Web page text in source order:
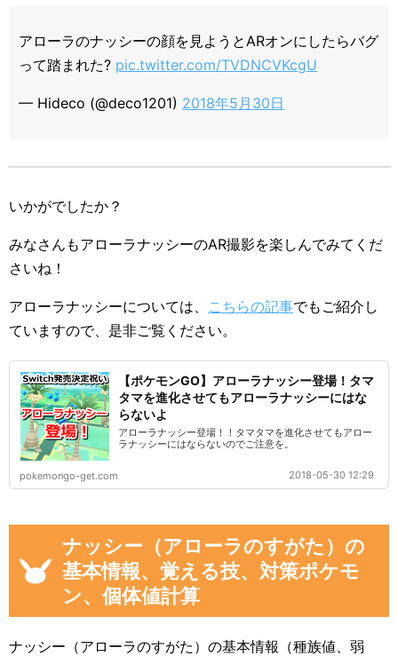
アローラのナッシーの顔を見ようとARオンにしたらバグ
って踏まれた? pic.twitter.com/TVDNCVKcgU
— Hideco (@deco1201) 2018年5月30日
いかがでしたか？
みなさんもアローラナッシーのAR撮影を楽しんでみてくだ
さいね！
アローラナッシーについては、 こちらの記事でもご紹介し
ていますので、是非ご覧ください。
【ポケモンGO】アローラナッシー登場！タマ
タマを進化させてもアローラナッシーにはな
らないよ
アローラナッシー登場！！タマタマを進化させてもアロー
ラナッシーにはならないのでご注意を。
pokemongo-get.com 2018-05-30 12:29
ナッシー（アローラのすがた）の
基本情報、覚える技、対策ポケモ
ン、個体値計算
ナッシー（アローラのすがた）の基本情報（種族値、弱